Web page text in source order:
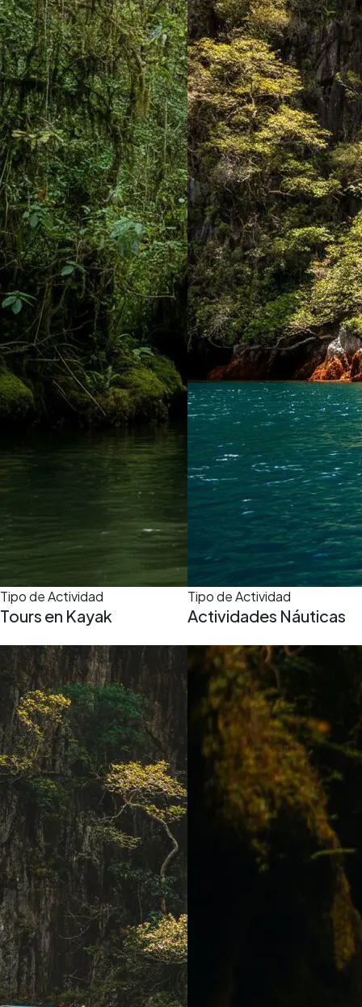
Tipo de Actividad
Tours en Kayak
Tipo de Actividad
Actividades Náuticas